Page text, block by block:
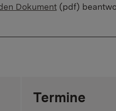
Dokument(pdf)
Termine